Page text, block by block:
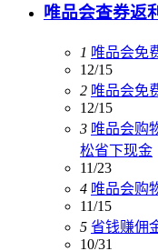
唯品会查券返
1 唯品会免
12/15
2 唯品会免
12/15
3 唯品会购
松省下现金
11/23
4 唯品会购
11/15
5 省钱赚佣
10/31